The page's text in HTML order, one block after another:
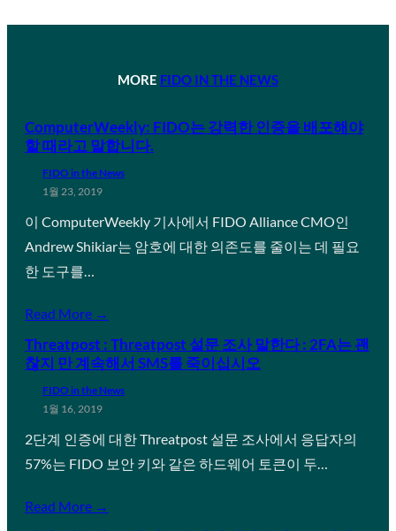
MORE FIDO IN THE NEWS
ComputerWeekly: FIDO는 강력한 인증을 배포해야
할 때라고 말합니다.
FIDO in the News
1월 23, 2019
이 ComputerWeekly 기사에서 FIDO Alliance CMO인
Andrew Shikiar는 암호에 대한 의존도를 줄이는 데 필요
한 도구를…
Read More →
Threatpost : Threatpost 설문 조사 말한다 : 2FA는 괜
찮지 만 계속해서 SMS를 죽이십시오
FIDO in the News
1월 16, 2019
2단계 인증에 대한 Threatpost 설문 조사에서 응답자의
57%는 FIDO 보안 키와 같은 하드웨어 토큰이 두…
Read More →